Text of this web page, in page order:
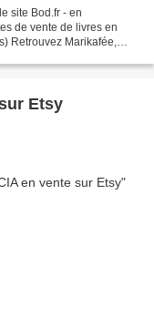
site Bod.fr - en
de vente de livres en
Retrouvez Marikafée,
Etsy